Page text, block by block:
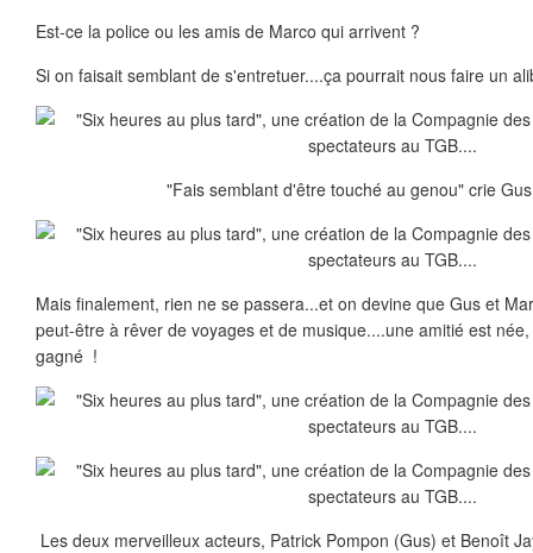
Est-ce la police ou les amis de Marco qui arrivent ?
Si on faisait semblant de s'entretuer....ça pourrait nous faire un
"Fais semblant d'être touché au genou" crie
Mais finalement, rien ne se passera...et on devine que Gus et
peut-être à rêver de voyages et de musique....une amitié est
gagné !
Les deux merveilleux acteurs, Patrick Pompon (Gus) et Benoît